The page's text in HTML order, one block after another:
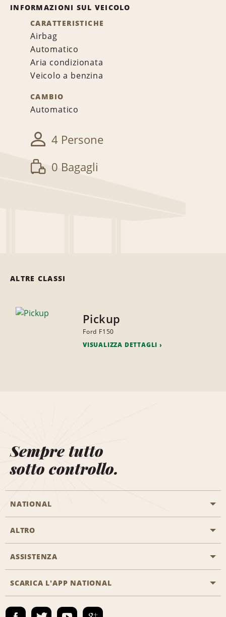
INFORMAZIONI SUL VEICOLO
CARATTERISTICHE
Airbag
Automatico
Aria condizionata
Veicolo a benzina
CAMBIO
Automatico
4 Persone
0 Bagagli
ALTRE CLASSI
Pickup
Ford F150
VISUALIZZA DETTAGLI
Sempre tutto
sotto controllo.
NATIONAL
Inizia una prenotazione
Programmi business
Emerald Club Accedi
ALTRO
Offerte di lavoro
ASSISTENZA
Accessibilità
Contatti
SCARICA L'APP NATIONAL